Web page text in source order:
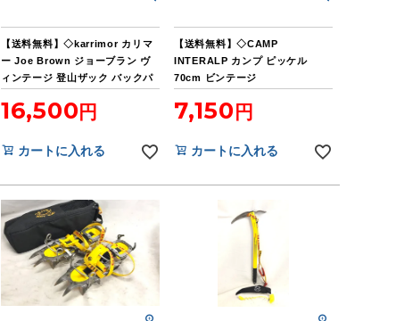
【送料無料】◇karrimor カリマ
ー Joe Brown ジョーブラン ヴ
ィンテージ 登山ザック バックパ
特価
16,500
カートに入れる
【送料無料】◇CAMP
INTERALP カンプ ピッケル
70cm ビンテージ
7,150
カートに入れる